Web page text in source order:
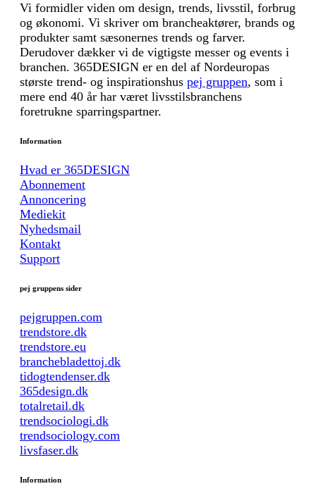
Vi formidler viden om design, trends, livsstil, forbrug
og økonomi. Vi skriver om brancheaktører, brands og
produkter samt sæsonernes trends og farver.
Derudover dækker vi de vigtigste messer og events i
branchen. 365DESIGN er en del af Nordeuropas
største trend- og inspirationshus pej gruppen, som i
mere end 40 år har været livsstilsbranchens
foretrukne sparringspartner.
Information
Hvad er 365DESIGN
Abonnement
Annoncering
Mediekit
Nyhedsmail
Kontakt
Support
pej gruppens sider
pejgruppen.com
trendstore.dk
trendstore.eu
branchebladettoj.dk
tidogtendenser.dk
365design.dk
totalretail.dk
trendsociologi.dk
trendsociology.com
livsfaser.dk
Information